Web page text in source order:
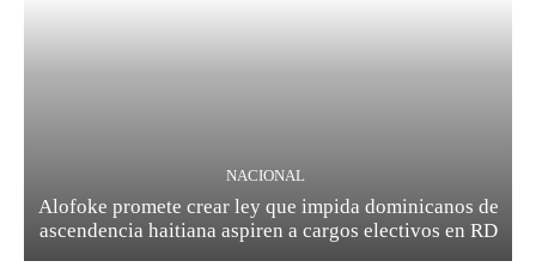
NACIONAL
Alofoke promete crear ley que impida dominicanos de
ascendencia haitiana aspiren a cargos electivos en RD